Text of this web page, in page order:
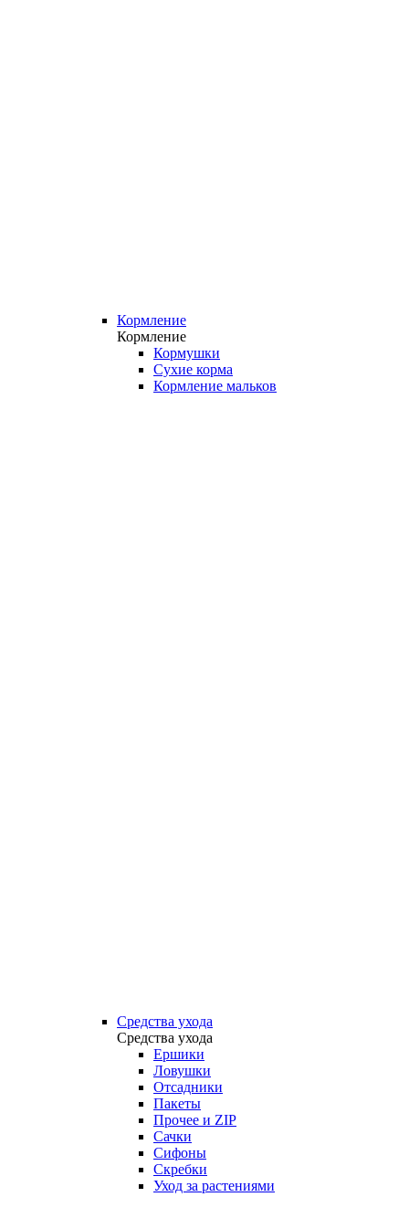
Кормление
Кормление
Кормушки
Сухие корма
Кормление мальков
Средства ухода
Средства ухода
Ершики
Ловушки
Отсадники
Пакеты
Прочее и ZIP
Сачки
Сифоны
Скребки
Уход за растениями